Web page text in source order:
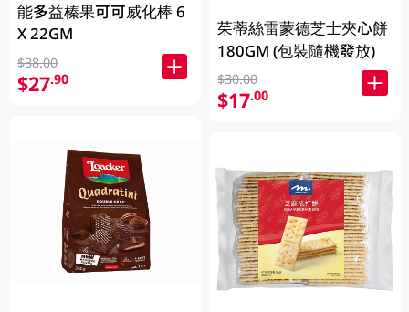
能多益榛果可可威化棒 6
X 22GM
$38.00
$27.90
茱蒂絲雷蒙德芝士夾心餅
180GM (包裝隨機發放)
$30.00
$17.00